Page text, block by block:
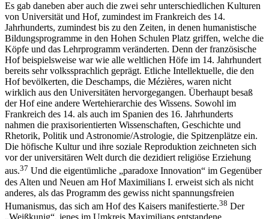
Es gab daneben aber auch die zwei sehr unterschiedlichen Kulturen
von Universität und Hof, zumindest im Frankreich des 14.
Jahrhunderts, zumindest bis zu den Zeiten, in denen humanistische
Bildungsprogramme in den Hohen Schulen Platz griffen, welche die
Köpfe und das Lehrprogramm veränderten. Denn der französische
Hof beispielsweise war wie alle weltlichen Höfe im 14. Jahrhundert
bereits sehr volkssprachlich geprägt. Etliche Intellektuelle, die den
Hof bevölkerten, die Deschamps, die Mézières, waren nicht
wirklich aus den Universitäten hervorgegangen. Überhaupt besaß
der Hof eine andere Wertehierarchie des Wissens. Sowohl im
Frankreich des 14. als auch im Spanien des 16. Jahrhunderts
nahmen die praxisorientierten Wissenschaften, Geschichte und
Rhetorik, Politik und Astronomie/Astrologie, die Spitzenplätze ein.
Die höfische Kultur und ihre soziale Reproduktion zeichneten sich
vor der universitären Welt durch die dezidiert religiöse Erziehung
aus.37 Und die eigentümliche „paradoxe Innovation“ im Gegenüber
des Alten und Neuen am Hof Maximilians I. erweist sich als nicht
anderes, als das Programm des gewiss nicht spannungsfreien
Humanismus, das sich am Hof des Kaisers manifestierte.38 Der
„Weißkunig“, jenes im Umkreis Maximilians entstandene